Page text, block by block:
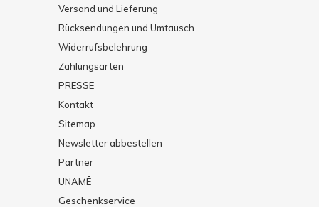
Versand und Lieferung
Rücksendungen und Umtausch
Widerrufsbelehrung
Zahlungsarten
PRESSE
Kontakt
Sitemap
Newsletter abbestellen
Partner
UNAMĒ
Geschenkservice